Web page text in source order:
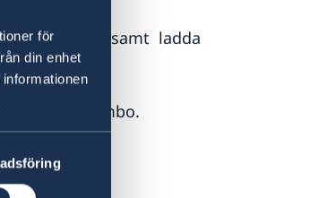
för
din enhet
innan avresa samt ladda
i Colombo.